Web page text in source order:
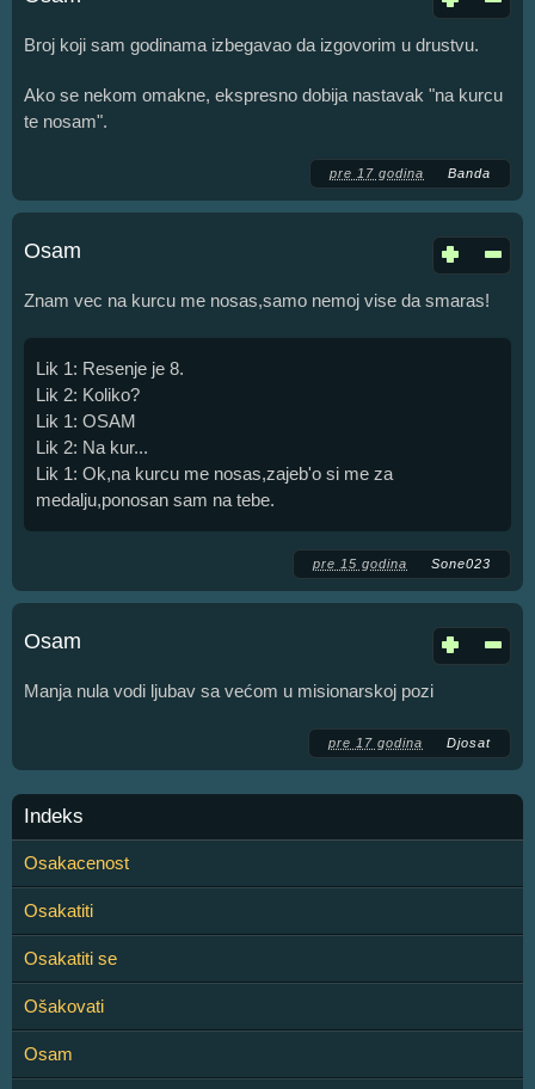
Broj koji sam godinama izbegavao da izgovorim u drustvu.
Ako se nekom omakne, ekspresno dobija nastavak "na kurcu
te nosam".
pre 17 godina Banda
Osam
Znam vec na kurcu me nosas,samo nemoj vise da smaras!
Lik 1: Resenje je 8.
Lik 2: Koliko?
Lik 1: OSAM
Lik 2: Na kur...
Lik 1: Ok,na kurcu me nosas,zajeb'o si me za
medalju,ponosan sam na tebe.
pre 15 godina Sone023
Osam
Manja nula vodi ljubav sa većom u misionarskoj pozi
pre 17 godina Djosat
Indeks
Osakacenost
Osakatiti
Osakatiti se
Ošakovati
Osam